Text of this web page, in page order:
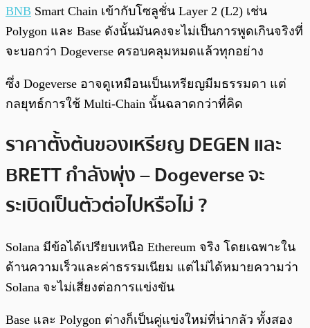
BNB Smart Chain เข้ากับโซลูชั่น Layer 2 (L2) เช่น
Polygon และ Base ดังนั้นมันคงจะไม่เป็นการพูดเกินจริงที่
จะบอกว่า Dogeverse ครอบคลุมหมดแล้วทุกอย่าง
ซึ่ง Dogeverse อาจดูเหมือนเป็นเหรียญมีมธรรมดา แต่
กลยุทธ์การใช้ Multi-Chain นั้นฉลาดกว่าที่คิด
ราคาตั้งต้นของเหรียญ DEGEN และ
BRETT กำลังพุ่ง – Dogeverse จะ
ระเบิดเป็นตัวต่อไปหรือไม่ ?
Solana มีข้อได้เปรียบเหนือ Ethereum จริง โดยเฉพาะใน
ด้านความเร็วและค่าธรรมเนียม แต่ไม่ได้หมายความว่า
Solana จะไม่เสี่ยงต่อการแข่งขัน
Base และ Polygon ต่างก็เป็นคู่แข่งใหม่ที่น่ากลัว ทั้งสอง